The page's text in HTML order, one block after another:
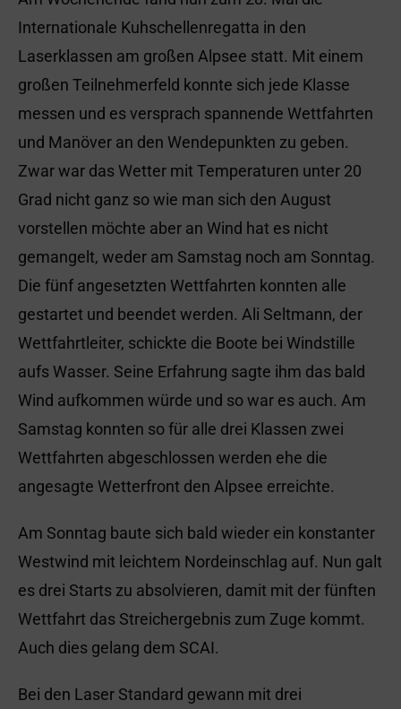
Internationale Kuhschellenregatta in den
Laserklassen am großen Alpsee statt. Mit einem
großen Teilnehmerfeld konnte sich jede Klasse
messen und es versprach spannende Wettfahrten
und Manöver an den Wendepunkten zu geben.
Zwar war das Wetter mit Temperaturen unter 20
Grad nicht ganz so wie man sich den August
vorstellen möchte aber an Wind hat es nicht
gemangelt, weder am Samstag noch am Sonntag.
Die fünf angesetzten Wettfahrten konnten alle
gestartet und beendet werden. Ali Seltmann, der
Wettfahrtleiter, schickte die Boote bei Windstille
aufs Wasser. Seine Erfahrung sagte ihm das bald
Wind aufkommen würde und so war es auch. Am
Samstag konnten so für alle drei Klassen zwei
Wettfahrten abgeschlossen werden ehe die
angesagte Wetterfront den Alpsee erreichte.
Am Sonntag baute sich bald wieder ein konstanter
Westwind mit leichtem Nordeinschlag auf. Nun galt
es drei Starts zu absolvieren, damit mit der fünften
Wettfahrt das Streichergebnis zum Zuge kommt.
Auch dies gelang dem SCAI.
Bei den Laser Standard gewann mit drei